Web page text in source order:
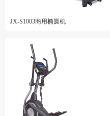
JX-S1003商用椭圆机